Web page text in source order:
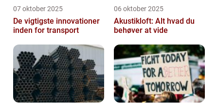
07 oktober 2025
De vigtigste innovationer
inden for transport
06 oktober 2025
Akustikloft: Alt hvad du
behøver at vide